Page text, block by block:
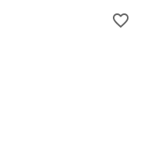
favorite_border